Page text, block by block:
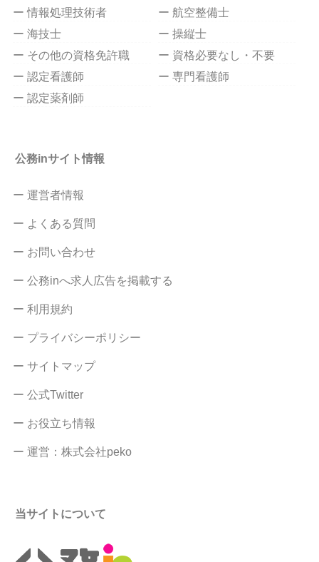
ー 情報処理技術者
ー 航空整備士
ー 海技士
ー 操縦士
ー その他の資格免許職
ー 資格必要なし・不要
ー 認定看護師
ー 専門看護師
ー 認定薬剤師
公務inサイト情報
ー 運営者情報
ー よくある質問
ー お問い合わせ
ー 公務inへ求人広告を掲載する
ー 利用規約
ー プライバシーポリシー
ー サイトマップ
ー 公式Twitter
ー お役立ち情報
ー 運営：株式会社peko
当サイトについて